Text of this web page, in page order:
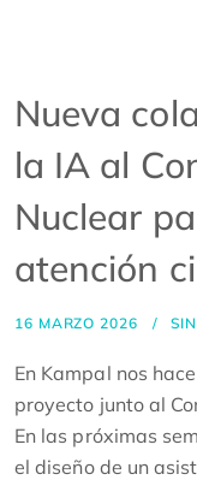
Nueva
la IA al
Nuclear
atención
16 MARZO 2026
En Kampal nos
proyecto junto al
En las próximas
el diseño de un